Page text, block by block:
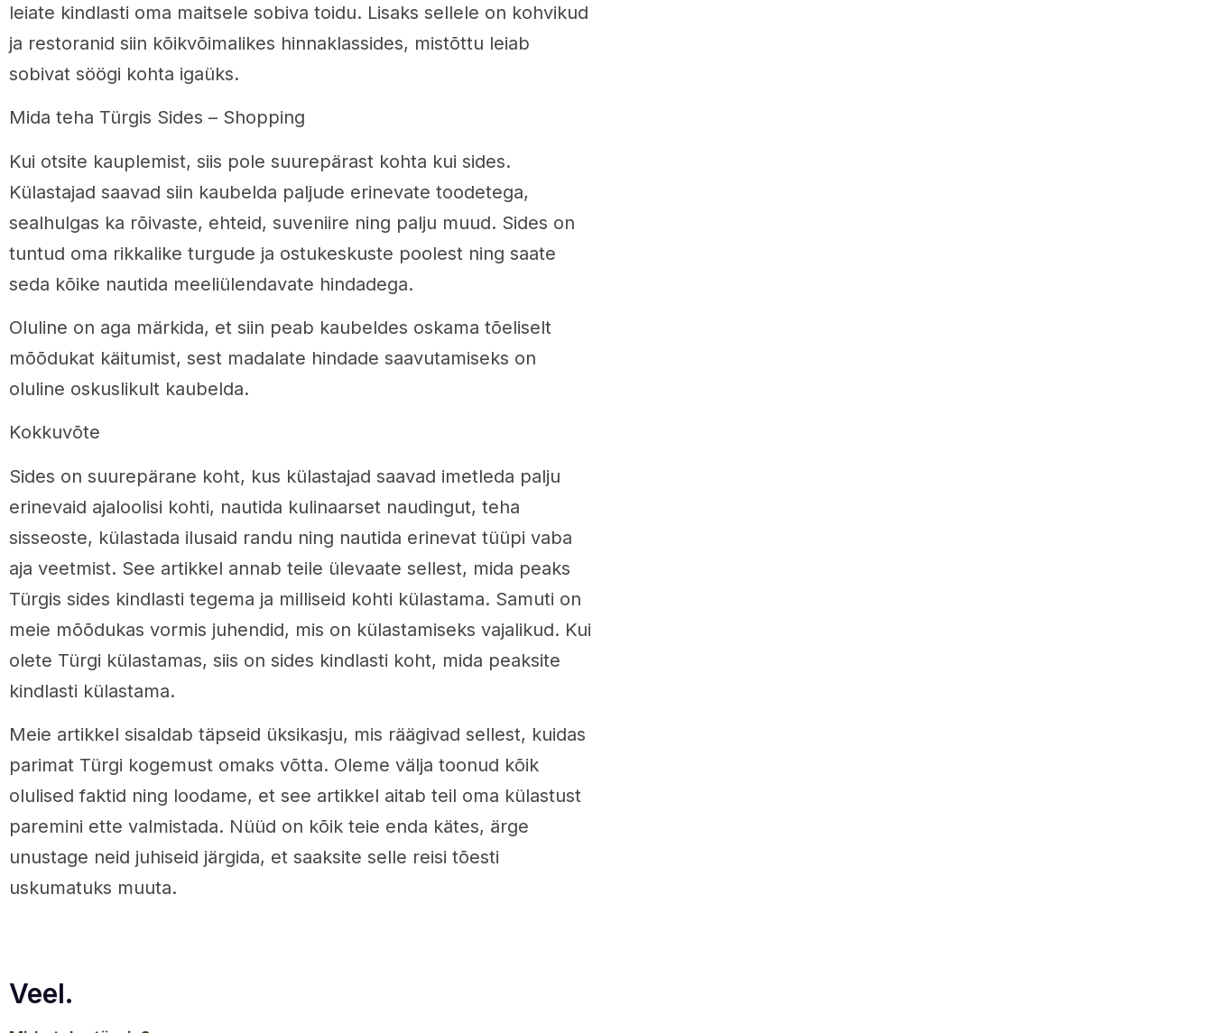
leiate kindlasti oma maitsele sobiva toidu. Lisaks sellele on kohvikud
ja restoranid siin kõikvõimalikes hinnaklassides, mistõttu leiab
sobivat söögi kohta igaüks.
Mida teha Türgis Sides – Shopping
Kui otsite kauplemist, siis pole suurepärast kohta kui sides.
Külastajad saavad siin kaubelda paljude erinevate toodetega,
sealhulgas ka rõivaste, ehteid, suveniire ning palju muud. Sides on
tuntud oma rikkalike turgude ja ostukeskuste poolest ning saate
seda kõike nautida meeliülendavate hindadega.
Oluline on aga märkida, et siin peab kaubeldes oskama tõeliselt
mõõdukat käitumist, sest madalate hindade saavutamiseks on
oluline oskuslikult kaubelda.
Kokkuvõte
Sides on suurepärane koht, kus külastajad saavad imetleda palju
erinevaid ajaloolisi kohti, nautida kulinaarset naudingut, teha
sisseoste, külastada ilusaid randu ning nautida erinevat tüüpi vaba
aja veetmist. See artikkel annab teile ülevaate sellest, mida peaks
Türgis sides kindlasti tegema ja milliseid kohti külastama. Samuti on
meie mõõdukas vormis juhendid, mis on külastamiseks vajalikud. Kui
olete Türgi külastamas, siis on sides kindlasti koht, mida peaksite
kindlasti külastama.
Meie artikkel sisaldab täpseid üksikasju, mis räägivad sellest, kuidas
parimat Türgi kogemust omaks võtta. Oleme välja toonud kõik
olulised faktid ning loodame, et see artikkel aitab teil oma külastust
paremini ette valmistada. Nüüd on kõik teie enda kätes, ärge
unustage neid juhiseid järgida, et saaksite selle reisi tõesti
uskumatuks muuta.
Veel.